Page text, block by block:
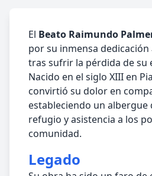
El Beato Raimundo
por su inmensa dedicación
tras sufrir la pérdida de su
Nacido en el siglo XIII en
convirtió su dolor en
estableciendo un albergue
refugio y asistencia a los
comunidad.
Legado